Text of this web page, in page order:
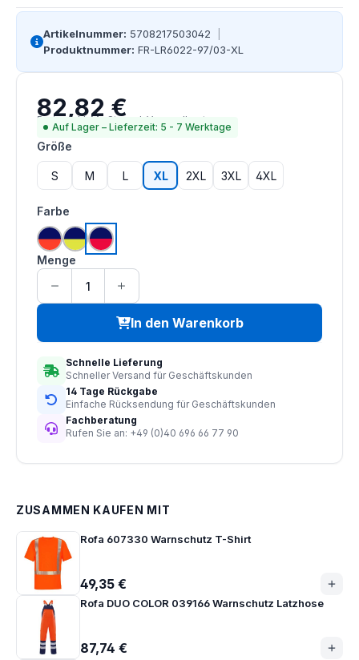
Artikelnummer: 5708217503042
Produktnummer: FR-LR6022-97/03-XL
Regulärer Preis:
82,82 €
Preise inkl. MwSt. zzgl. Versandkosten
Auf Lager – Lieferzeit: 5 - 7 Werktage
Größe
S M L XL 2XL 3XL 4XL
Farbe
hi vis orange | navy
hi vis saturn gelb | navy
hi vis rot | navy
Menge
In den Warenkorb
Schnelle Lieferung
Schneller Versand für Geschäftskunden
14 Tage Rückgabe
Einfache Rücksendung für Geschäftskunden
Fachberatung
Rufen Sie an: +49 (0)40 696 66 77 90
ZUSAMMEN KAUFEN MIT
Rofa 607330 Warnschutz T-Shirt
49,35 €
Rofa DUO COLOR 039166 Warnschutz Latzhose
87,74 €